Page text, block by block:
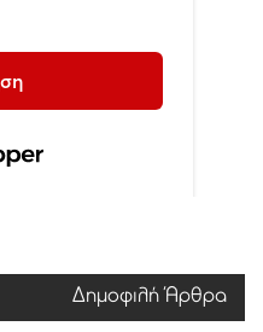
Δημοφιλή Άρθρα